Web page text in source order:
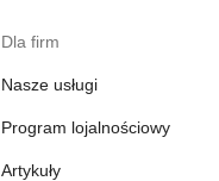
Dla firm
Nasze usługi
Program lojalnościowy
Artykuły